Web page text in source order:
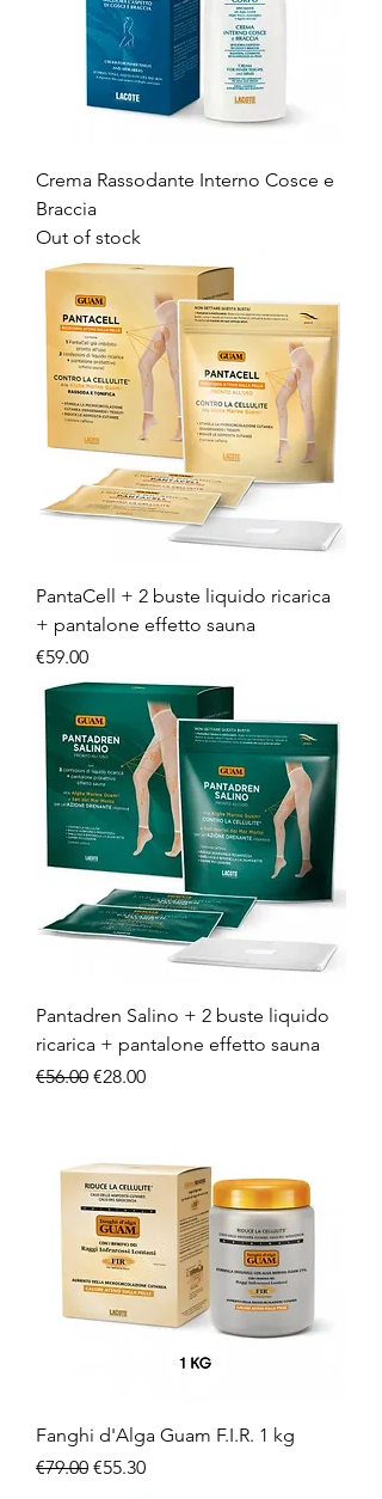
Crema Rassodante Interno Cosce e
Braccia
Out of stock
PantaCell + 2 buste liquido ricarica
+ pantalone effetto sauna
Price
€59.00
Pantadren Salino + 2 buste liquido
ricarica + pantalone effetto sauna
Regular Price
€56.00 Sale Price
€28.00
Fanghi d'Alga Guam F.I.R. 1 kg
Regular Price
€79.00 Sale Price
€55.30